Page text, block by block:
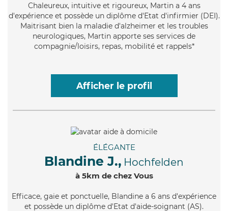
Chaleureux, intuitive et rigoureux, Martin a 4 ans
d'expérience et possède un diplôme d'Etat d'infirmier (DEI).
Maitrisant bien la maladie d'alzheimer et les troubles
neurologiques, Martin apporte ses services de
compagnie/loisirs, repas, mobilité et rappels*
Afficher le profil
ÉLÉGANTE
Blandine J., Hochfelden
à 5km de chez Vous
Efficace, gaie et ponctuelle, Blandine a 6 ans d'expérience
et possède un diplôme d'Etat d'aide-soignant (AS).